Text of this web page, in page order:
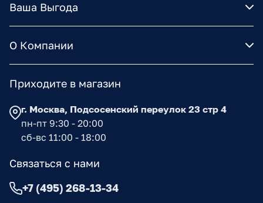
Ваша Выгода
О Компании
Приходите в магазин
г. Москва, Подсосенский переулок 23 стр 4
пн-пт 9:30 - 20:00
сб-вс 11:00 - 18:00
Связаться с нами
+7 (495) 268-13-34